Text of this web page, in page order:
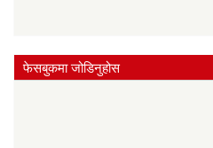
फेसबुकमा जोडिनुहोस